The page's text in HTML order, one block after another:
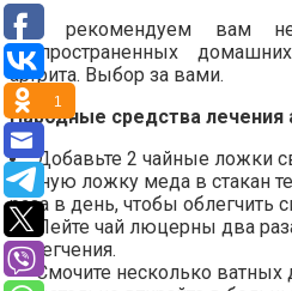
Мы рекомендуем вам
распространенных
артрита. Выбор за вами.
Народные средства лечения
Добавьте 2 чайные ложки
чайную ложку меда в стакан
раза в день, чтобы облегчить
Пейте чай люцерны два
облегчения.
Смочите несколько ватных
1